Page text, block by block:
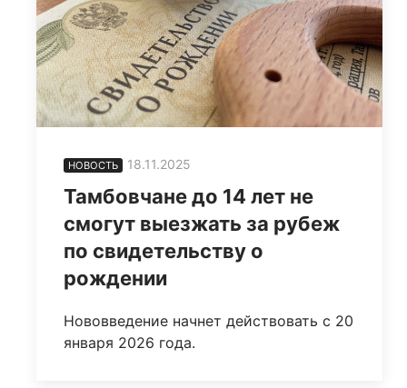
НОВОСТЬ 18.11.2025
Тамбовчане до 14 лет не
смогут выезжать за рубеж
по свидетельству о
рождении
Нововведение начнет действовать с 20
января 2026 года.